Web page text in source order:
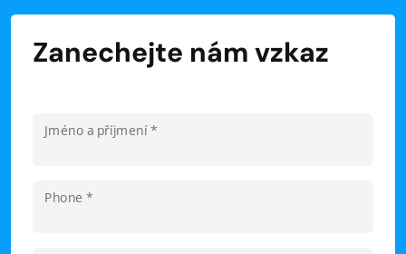
Zanechejte nám vzkaz
Jméno a příjmení *
Phone *